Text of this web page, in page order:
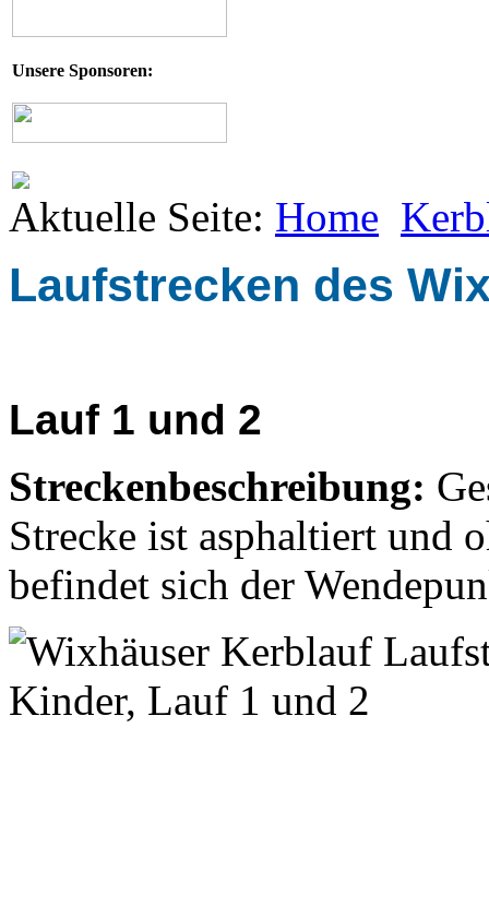
Unsere Sponsoren:
Aktuelle Seite: Home
Laufstrecken des
Lauf 1 und 2
Streckenbeschreibung:
Strecke ist asphaltiert und
befindet sich der